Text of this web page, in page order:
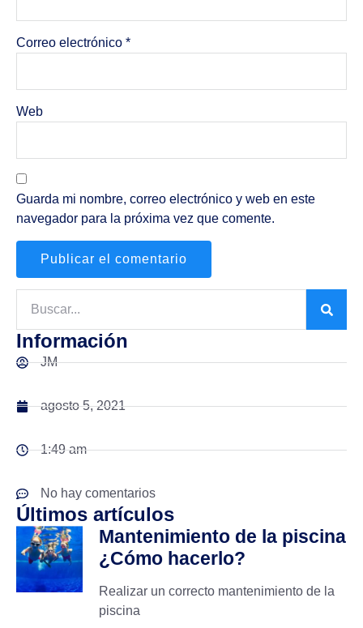
Correo electrónico *
Web
Guarda mi nombre, correo electrónico y web en este
navegador para la próxima vez que comente.
Información
JM
agosto 5, 2021
1:49 am
No hay comentarios
Últimos artículos
Mantenimiento de la piscina
¿Cómo hacerlo?
Realizar un correcto mantenimiento de la
piscina